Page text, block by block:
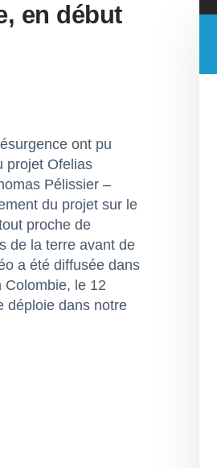
en début
ont pu
projet Ofelias
Pélissier –
du projet sur le
proche de
de la terre avant de
a été diffusée dans
Colombie, le 12
déploie dans notre